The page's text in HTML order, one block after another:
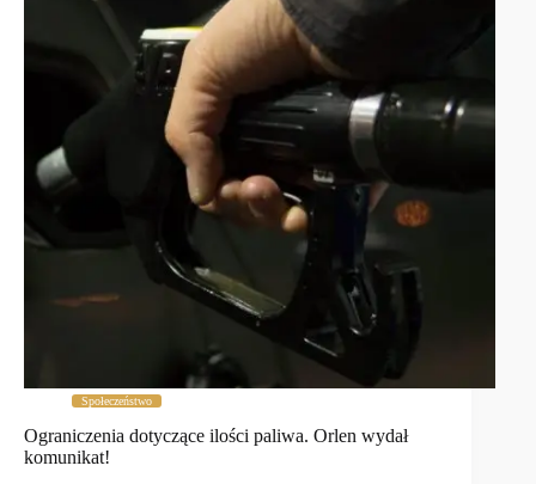
Społeczeństwo
Ograniczenia dotyczące ilości paliwa. Orlen wydał
komunikat!